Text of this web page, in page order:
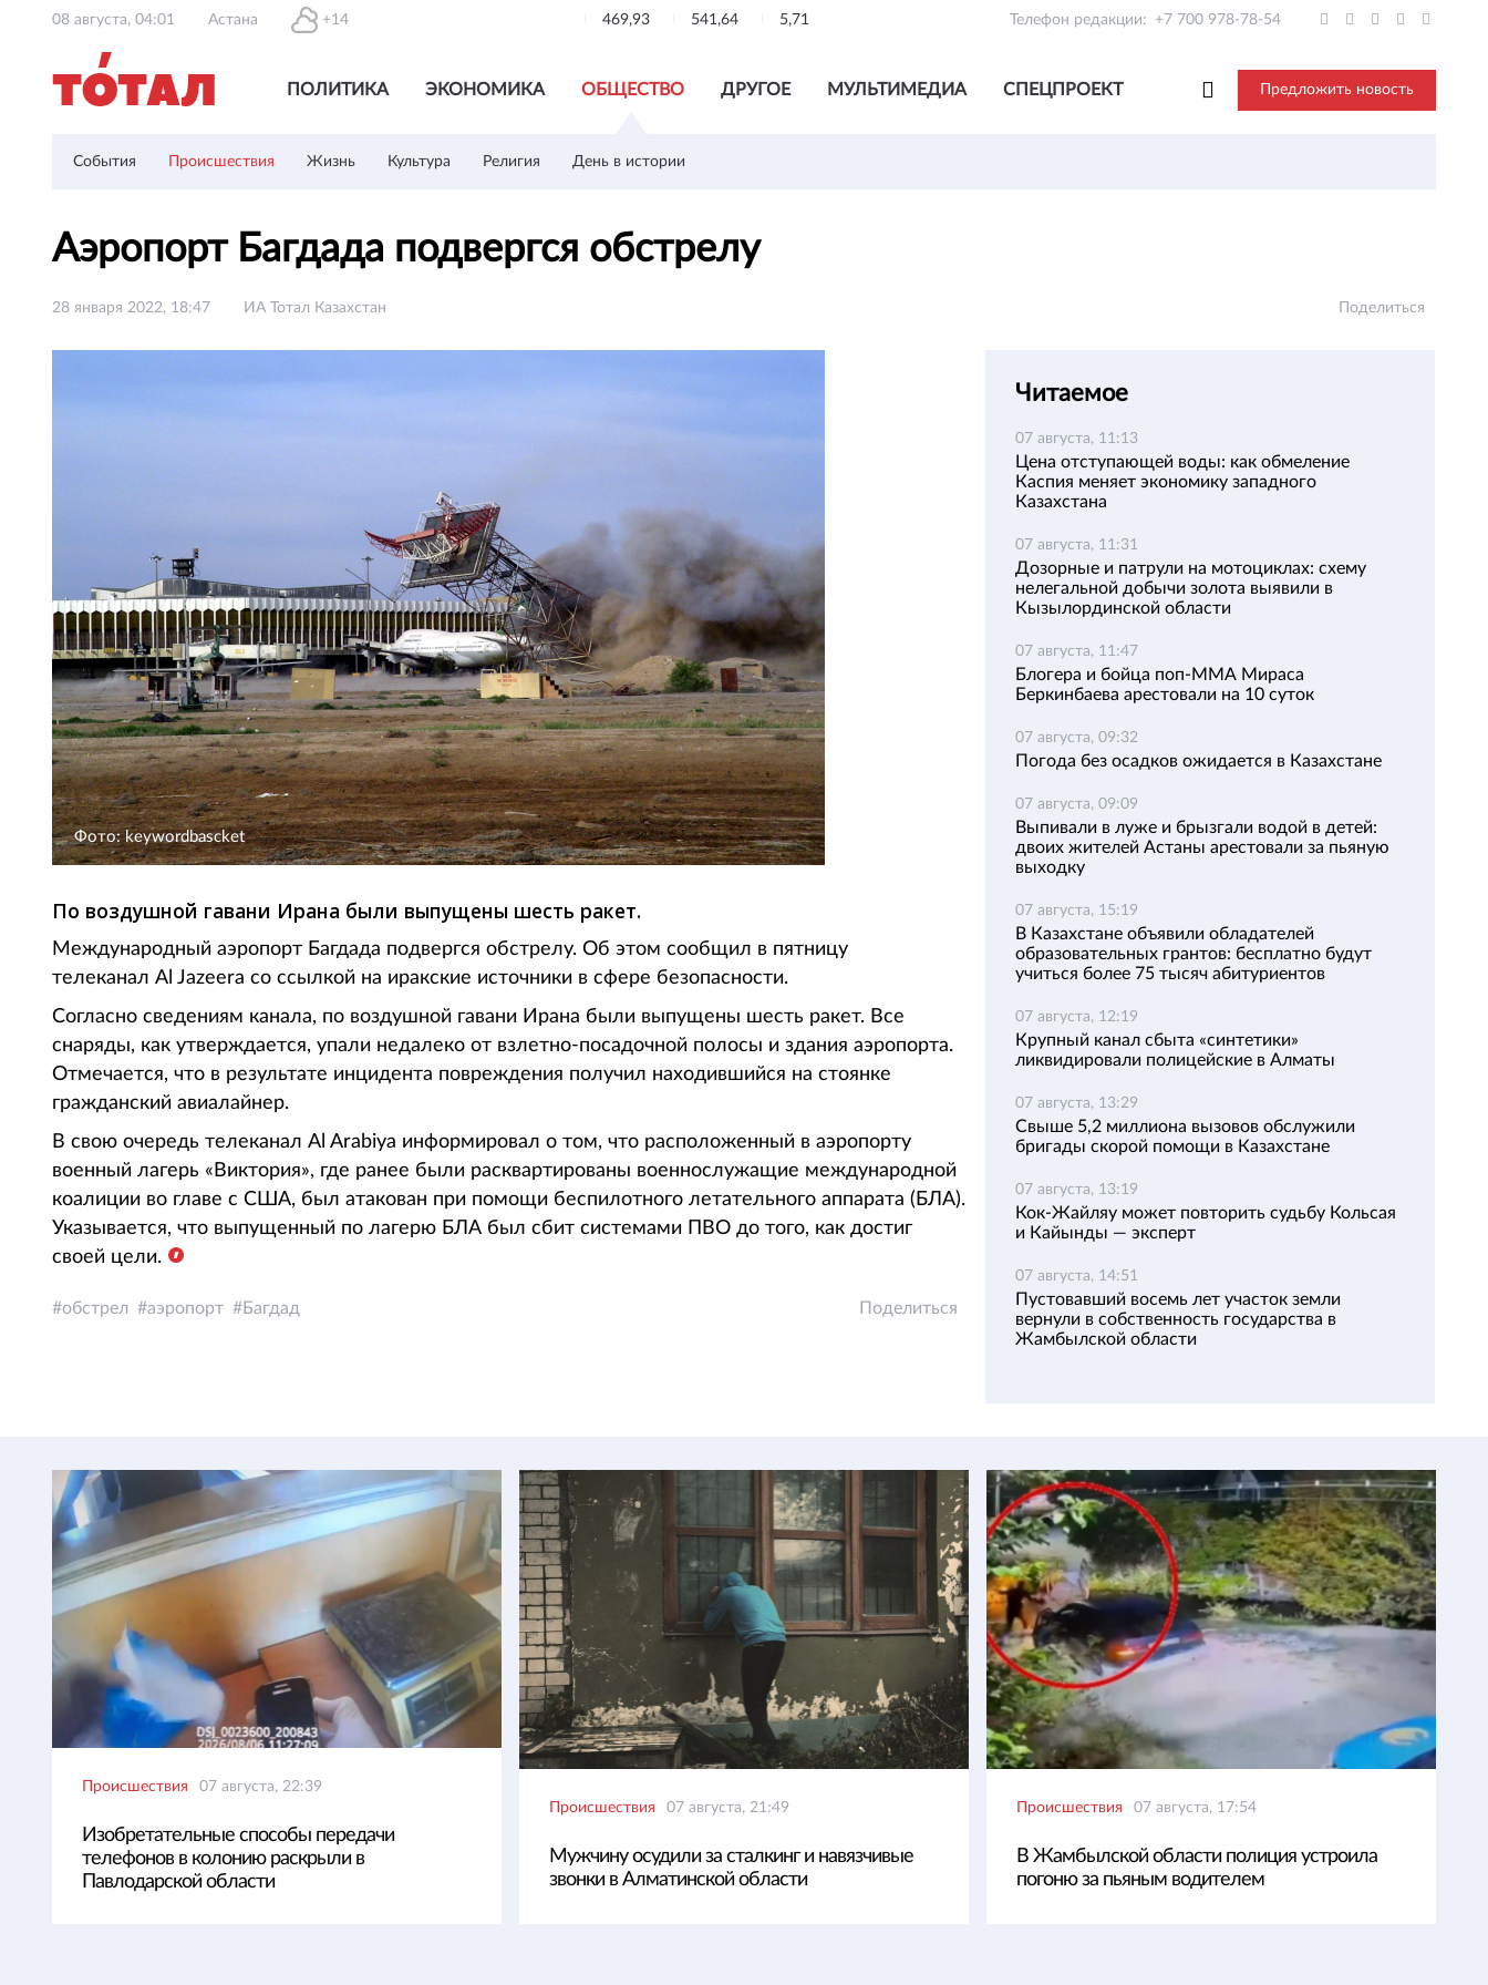
08 августа, 04:01 Астана +14 469,93 541,64 5,71 Телефон редакции: +7 700 978-78-54
ПОЛИТИКА ЭКОНОМИКА ОБЩЕСТВО ДРУГОЕ МУЛЬТИМЕДИА СПЕЦПРОЕКТ Предложить новость
События Происшествия Жизнь Культура Религия День в истории
Аэропорт Багдада подвергся обстрелу
28 января 2022, 18:47 ИА Тотал Казахстан Поделиться
Фото: keywordbascket
По воздушной гавани Ирана были выпущены шесть ракет.
Международный аэропорт Багдада подвергся обстрелу. Об этом сообщил в пятницу
телеканал Al Jazeera со ссылкой на иракские источники в сфере безопасности.
Согласно сведениям канала, по воздушной гавани Ирана были выпущены шесть ракет. Все
снаряды, как утверждается, упали недалеко от взлетно-посадочной полосы и здания аэропорта.
Отмечается, что в результате инцидента повреждения получил находившийся на стоянке
гражданский авиалайнер.
В свою очередь телеканал Al Arabiya информировал о том, что расположенный в аэропорту
военный лагерь «Виктория», где ранее были расквартированы военнослужащие международной
коалиции во главе с США, был атакован при помощи беспилотного летательного аппарата (БЛА).
Указывается, что выпущенный по лагерю БЛА был сбит системами ПВО до того, как достиг
своей цели.
обстрел аэропорт Багдад Поделиться
Читаемое
07 августа, 11:13
Цена отступающей воды: как обмеление
Каспия меняет экономику западного
Казахстана
07 августа, 11:31
Дозорные и патрули на мотоциклах: схему
нелегальной добычи золота выявили в
Кызылординской области
07 августа, 11:47
Блогера и бойца поп-ММА Мираса
Беркинбаева арестовали на 10 суток
07 августа, 09:32
Погода без осадков ожидается в Казахстане
07 августа, 09:09
Выпивали в луже и брызгали водой в детей:
двоих жителей Астаны арестовали за пьяную
выходку
07 августа, 15:19
В Казахстане объявили обладателей
образовательных грантов: бесплатно будут
учиться более 75 тысяч абитуриентов
07 августа, 12:19
Крупный канал сбыта «синтетики»
ликвидировали полицейские в Алматы
07 августа, 13:29
Свыше 5,2 миллиона вызовов обслужили
бригады скорой помощи в Казахстане
07 августа, 13:19
Кок-Жайляу может повторить судьбу Кольсая
и Кайынды — эксперт
07 августа, 14:51
Пустовавший восемь лет участок земли
вернули в собственность государства в
Жамбылской области
Происшествия 07 августа, 22:39
Изобретательные способы передачи
телефонов в колонию раскрыли в
Павлодарской области
Происшествия 07 августа, 21:49
Мужчину осудили за сталкинг и навязчивые
звонки в Алматинской области
Происшествия 07 августа, 17:54
В Жамбылской области полиция устроила
погоню за пьяным водителем